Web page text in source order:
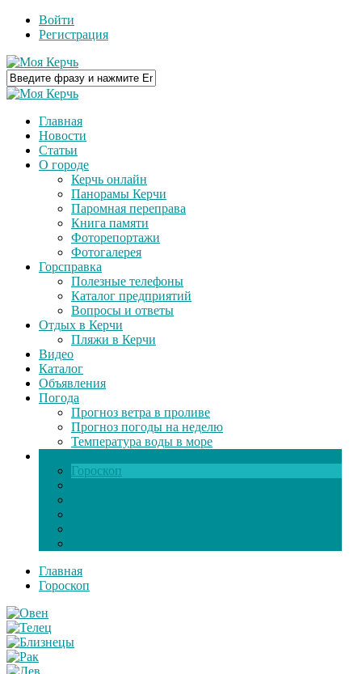
Войти
Регистрация
Главная
Новости
Статьи
О городе
Керчь онлайн
Панорамы Керчи
Паромная переправа
Книга памяти
Фоторепортажи
Фотогалерея
Горсправка
Полезные телефоны
Каталог предприятий
Вопросы и ответы
Отдых в Керчи
Пляжи в Керчи
Видео
Каталог
Объявления
Погода
Прогноз ветра в проливе
Прогноз погоды на неделю
Температура воды в море
Гороскоп
Главная
Гороскоп